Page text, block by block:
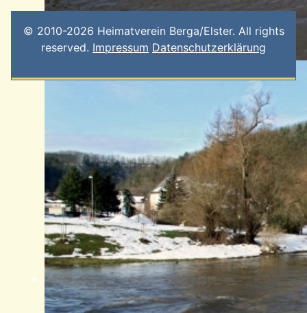
© 2010-2026 Heimatverein Berga/Elster. All rights
reserved. Impressum Datenschutzerklärung